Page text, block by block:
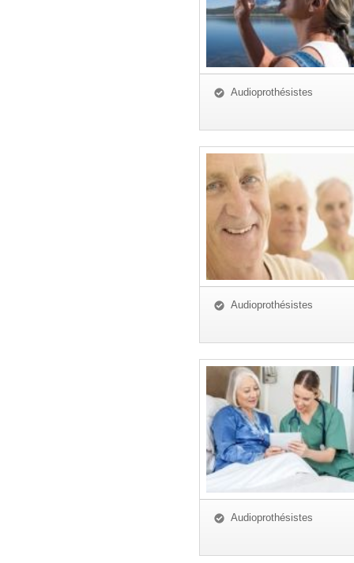
Audioprothésistes
Audioprothésistes
Audioprothésistes